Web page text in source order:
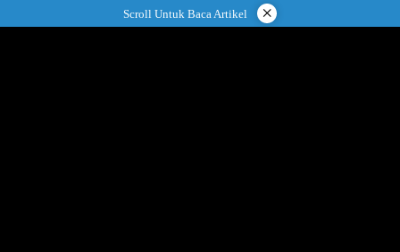
ke
Scroll Untuk Baca Artikel ×